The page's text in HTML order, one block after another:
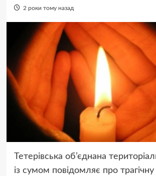
2 роки тому назад
Тетерівська об’єднана
із сумом повідомляє про трагічну